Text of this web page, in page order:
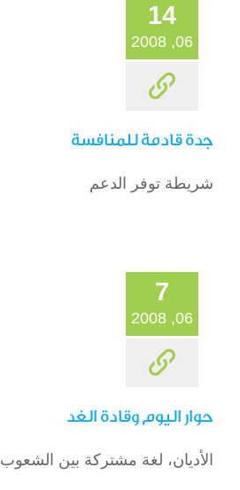
14
06, 2008
جدة قادمة للمنافسة
شريطة توفر الدعم
7
06, 2008
حوار اليوم وقادة الغد
الأديان، لغة مشتركة بين الشعوب